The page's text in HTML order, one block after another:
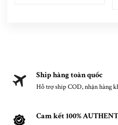
Ship hàng toàn quốc
Hỗ trợ ship COD, nhận hàng
Cam kết 100%